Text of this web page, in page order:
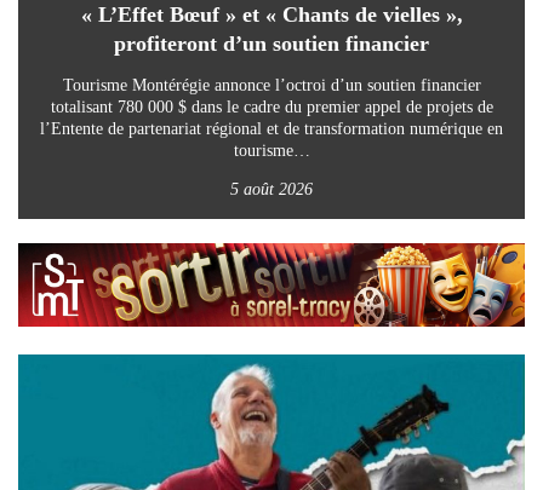
« L’Effet Bœuf » et « Chants de vielles »,
profiteront d’un soutien financier
Tourisme Montérégie annonce l’octroi d’un soutien financier
totalisant 780 000 $ dans le cadre du premier appel de projets de
l’Entente de partenariat régional et de transformation numérique en
tourisme…
5 août 2026